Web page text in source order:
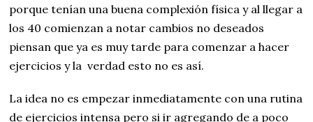
porque tenían una buena complexión física y al llegar a
los 40 comienzan a notar cambios no deseados
piensan que ya es muy tarde para comenzar a hacer
ejercicios y la verdad esto no es así.
La idea no es empezar inmediatamente con una rutina
de ejercicios intensa pero si ir agregando de a poco